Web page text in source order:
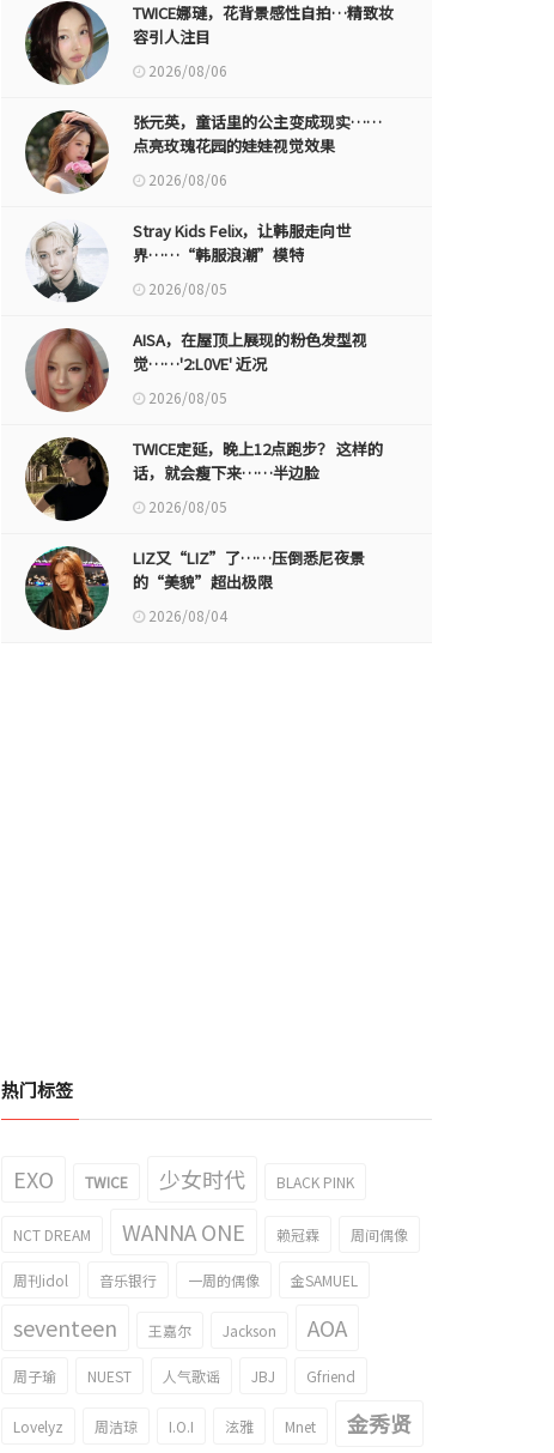
TWICE娜璉，花背景感性自拍…精致妆
容引人注目
2026/08/06
张元英，童话里的公主变成现实……
点亮玫瑰花园的娃娃视觉效果
2026/08/06
Stray Kids Felix，让韩服走向世
界……“韩服浪潮”模特
2026/08/05
AISA，在屋顶上展现的粉色发型视
觉……'2:L0VE' 近况
2026/08/05
TWICE定延，晚上12点跑步？ 这样的
话，就会瘦下来……半边脸
2026/08/05
LIZ又“LIZ”了……压倒悉尼夜景
的“美貌”超出极限
2026/08/04
热门标签
EXO TWICE 少女时代 BLACK PINK
NCT DREAM WANNA ONE 赖冠霖 周间偶像
周刊idol 音乐银行 一周的偶像 金SAMUEL
seventeen 王嘉尔 Jackson AOA
周子瑜 NUEST 人气歌谣 JBJ Gfriend
Lovelyz 周洁琼 I.O.I 泫雅 Mnet 金秀贤